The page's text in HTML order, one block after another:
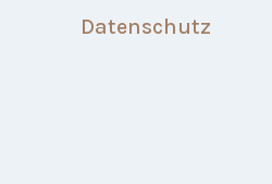
Datenschutz